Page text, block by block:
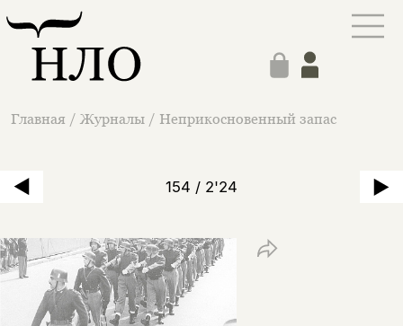
Главная / Журналы / Неприкосновенный запас
154 / 2'24